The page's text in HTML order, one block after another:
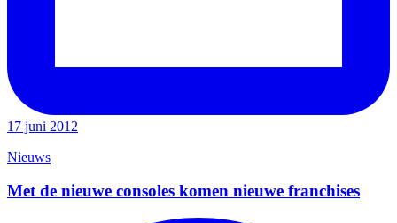
17 juni 2012
Nieuws
Met de nieuwe consoles komen nieuwe franchises